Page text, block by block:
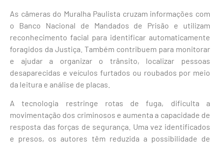
As câmeras do Muralha Paulista cruzam informações com
o Banco Nacional de Mandados de Prisão e utilizam
reconhecimento facial para identificar automaticamente
foragidos da Justiça. Também contribuem para monitorar
e ajudar a organizar o trânsito, localizar pessoas
desaparecidas e veículos furtados ou roubados por meio
da leitura e análise de placas.
A tecnologia restringe rotas de fuga, dificulta a
movimentação dos criminosos e aumenta a capacidade de
resposta das forças de segurança. Uma vez identificados
e presos, os autores têm reduzida a possibilidade de